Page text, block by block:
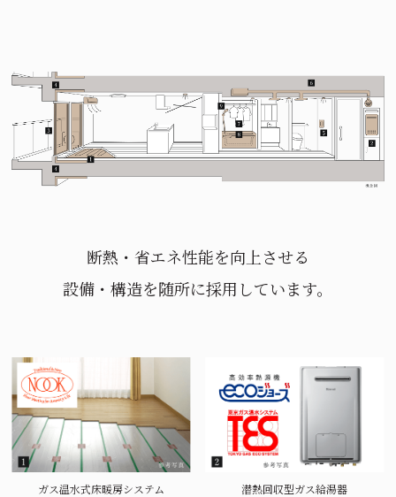
断熱・省エネ性能を向上させる
設備・構造を随所に採用しています。
ガス温水式床暖房システム 潜熱回収型ガス給湯器